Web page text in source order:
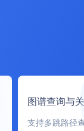
图谱查询与
支持多跳路径